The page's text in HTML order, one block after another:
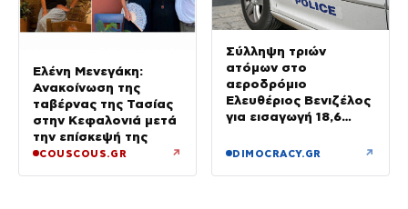
Ελένη Μενεγάκη:
Ανακοίνωση της
ταβέρνας της Τασίας
στην Κεφαλονιά μετά
την επίσκεψή της
COUSCOUS.GR ↗
Σύλληψη τριών
ατόμων στο
αεροδρόμιο
Ελευθέριος Βενιζέλος
για εισαγωγή 18,6
κάνναβης σε
DIMOCRACY.GR ↗